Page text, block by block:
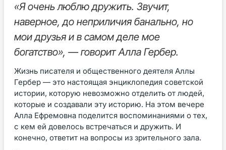
«Я очень люблю дружить. Звучит,
наверное, до неприличия банально, но
мои друзья и в самом деле мое
богатство», — говорит Алла Гербер.
Жизнь писателя и общественного деятеля Аллы
Гербер — это настоящая энциклопедия советской
истории, которую невозможно отделить от людей,
которые и создавали эту историю. На этом вечере
Алла Ефремовна поделится воспоминаниями о тех,
с кем ей довелось встречаться и дружить. И
конечно, ответит на вопросы из зрительного зала.